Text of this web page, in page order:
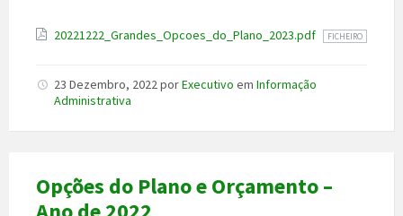
Anexo
20221222_Grandes_Opcoes_do_Plano_2023.pdf FICHEIRO
23 Dezembro, 2022porExecutivo em Informação
Administrativa
Opções do Plano e Orçamento –